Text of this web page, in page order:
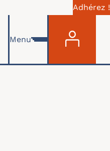
Adhérez !
Menu